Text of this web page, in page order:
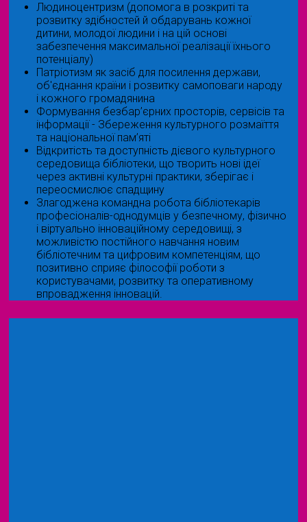
Людиноцентризм (допомога в розкриті та
розвитку здібностей й обдарувань кожної
дитини, молодої людини і на цій основі
забезпечення максимальної реалізації їхнього
потенціалу)
Патріотизм як засіб для посилення держави,
об'єднання країни і розвитку самоповаги народу
і кожного громадянина
Формування безбар’єрних просторів, сервісів та
інформації - Збереження культурного розмаїття
та національної пам’яті
Відкритість та доступність дієвого культурного
середовища бібліотеки, що творить нові ідеї
через активні культурні практики, зберігає і
переосмислює спадщину
Злагоджена командна робота бібліотекарів
професіоналів-однодумців у безпечному, фізично
і віртуально інноваційному середовищі, з
можливістю постійного навчання новим
бібліотечним та цифровим компетенціям, що
позитивно сприяє філософії роботи з
користувачами, розвитку та оперативному
впровадження інновацій.